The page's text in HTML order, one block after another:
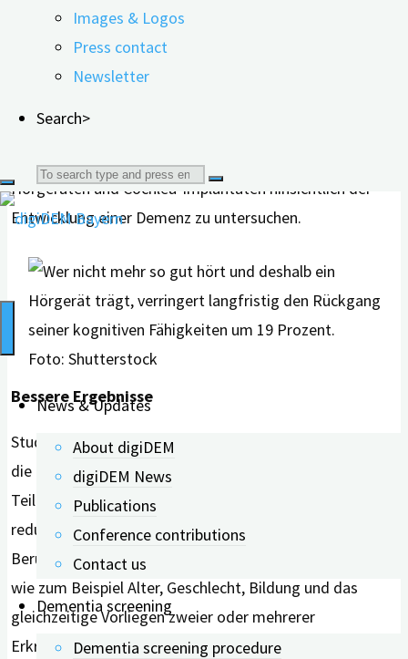
Images & Logos
Press contact
Newsletter
Search>
Search
for:
News & Updates
About digiDEM
digiDEM News
Publications
Conference contributions
Contact us
Dementia screening
Dementia screening procedure
Jährigen steigt der Anteil sogar auf 63 Prozent an. In
einer Übersichtsarbeit haben Forschende aus Singapur
insgesamt 31 Studien mit 137.484 Teilnehmenden
Zusammenhang zwischen Hörgeräten und Cochlea-
Hörgeräten und Cochlea-Implantaten hinsichtlich der
Entwicklung einer Demenz zu untersuchen.
Foto: Shutterstock
Bessere Ergebnisse
Studienteilnehmende mit diagnostiziertem Hörverlust,
die ein Hörgerät nutzten, zeigten gegenüber
Teilnehmenden ohne Hörgerät ein um 19 Prozent
reduziertes Risiko für kognitive Beeinträchtigungen.
Berücksichtigt haben die Forschenden auch Faktoren
wie zum Beispiel Alter, Geschlecht, Bildung und das
gleichzeitige Vorliegen zweier oder mehrerer
Erkrankungen. Darüber hinaus schnitt die Gruppe der